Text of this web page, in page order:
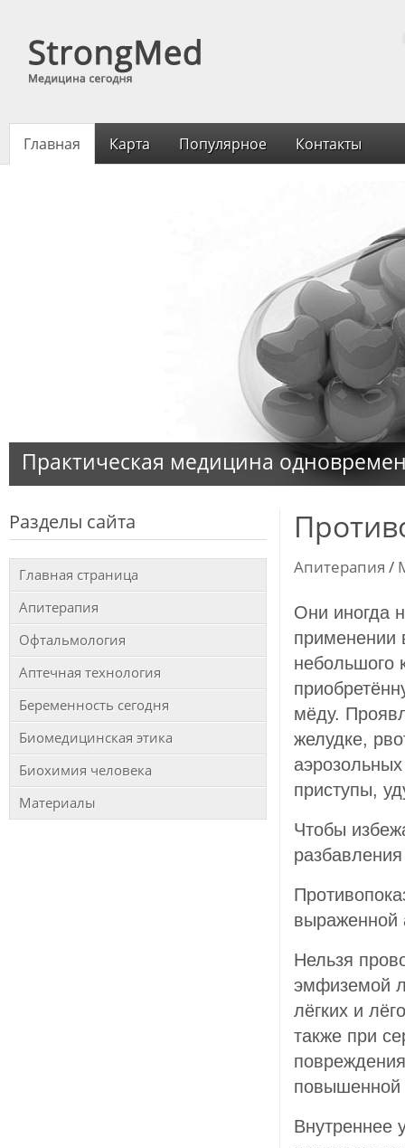
Главная Карта Популярное Контакты
Практическая медицина
Апитерапия /
Они иногда
применении
небольшого
мёду.
желудке,
приступы,
Чтобы
выраженной
Нельзя
эмфиземой
лёгких и
также при
повышенной
Внутреннее
Разделы сайта
Главная страница
Апитерапия
Офтальмология
Аптечная технология
Беременность сегодня
Биомедицинская этика
Биохимия человека
Материалы